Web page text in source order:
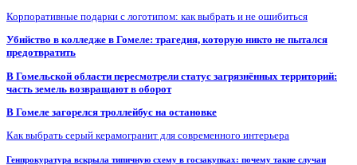
Корпоративные подарки с логотипом: как выбрать и не ошибиться
Убийство в колледже в Гомеле: трагедия, которую никто не пытался
предотвратить
В Гомельской области пересмотрели статус загрязнённых территорий:
часть земель возвращают в оборот
В Гомеле загорелся троллейбус на остановке
Как выбрать серый керамогранит для современного интерьера
Генпрокуратура вскрыла типичную схему в госзакупках: почему такие случаи